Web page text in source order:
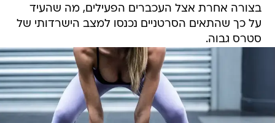
בצורה אחרת אצל העכברים הפעילים, מה שהעיד
על כך שהתאים הסרטניים נכנסו למצב הישרדותי של
סטרס גבוה.